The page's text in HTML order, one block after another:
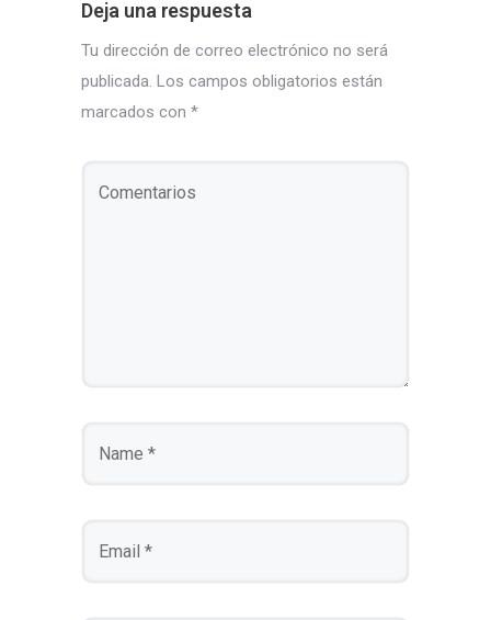
Deja una respuesta
Tu dirección de correo electrónico no será
publicada. Los campos obligatorios están
marcados con *